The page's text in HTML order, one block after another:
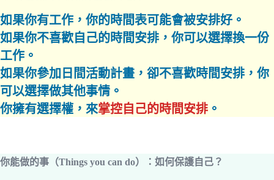
如果你有工作，你的時間表可能會被安排好。
如果你不喜歡自己的時間安排，你可以選擇換一份
工作。
如果你參加日間活動計畫，卻不喜歡時間安排，你
可以選擇做其他事情。
你擁有選擇權，來掌控自己的時間安排 。
你能做的事（Things you can do）： 如何保護自己？